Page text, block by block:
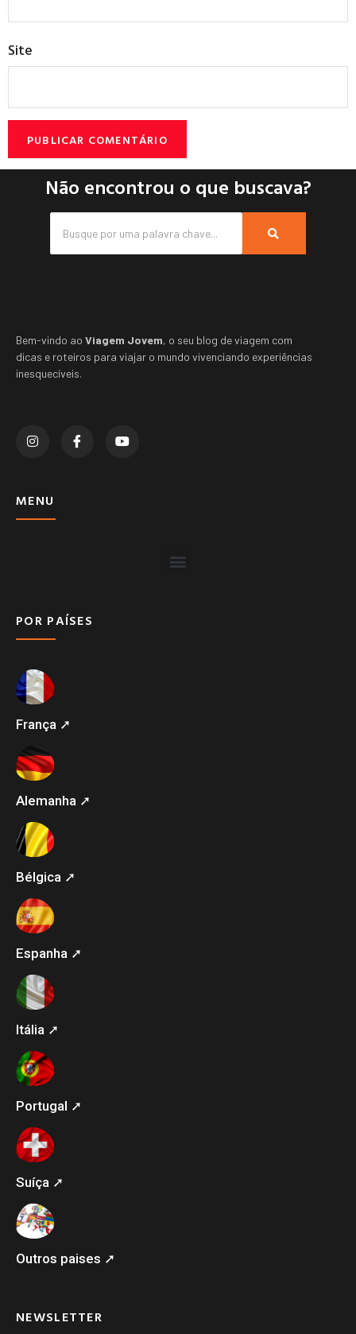
Site
Não encontrou o que buscava?
Bem-vindo ao Viagem Jovem, o seu blog de viagem com
dicas e roteiros para viajar o mundo vivenciando experiências
inesquecíveis.
MENU
POR PAÍSES
França ➚
Alemanha ➚
Bélgica ➚
Espanha ➚
Itália ➚
Portugal ➚
Suíça ➚
Outros paises ➚
NEWSLETTER